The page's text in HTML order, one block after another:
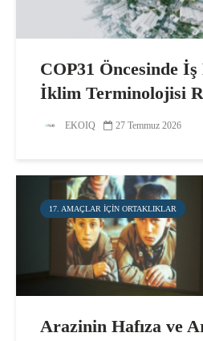
COP31 Öncesinde İş
İklim Terminolojisi
EKOIQ 27 Temmuz 2026
17. AMAÇLAR IÇIN ORTAKLIKLAR
Arazinin Hafıza ve